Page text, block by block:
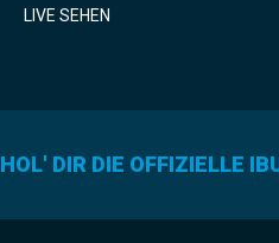
LIVE SEHEN
HOL' DIR DIE OFFIZIELLE